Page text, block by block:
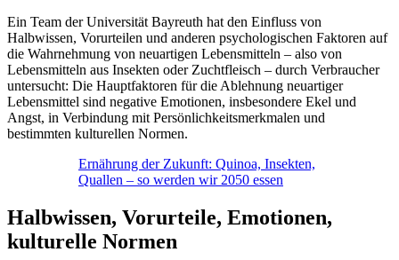
Ein Team der Universität Bayreuth hat den Einfluss von
Halbwissen, Vorurteilen und anderen psychologischen Faktoren auf
die Wahrnehmung von neuartigen Lebensmitteln – also von
Lebensmitteln aus Insekten oder Zuchtfleisch – durch Verbraucher
untersucht: Die Hauptfaktoren für die Ablehnung neuartiger
Lebensmittel sind negative Emotionen, insbesondere Ekel und
Angst, in Verbindung mit Persönlichkeitsmerkmalen und
bestimmten kulturellen Normen.
Ernährung der Zukunft: Quinoa, Insekten,
Quallen – so werden wir 2050 essen
Halbwissen, Vorurteile, Emotionen,
kulturelle Normen